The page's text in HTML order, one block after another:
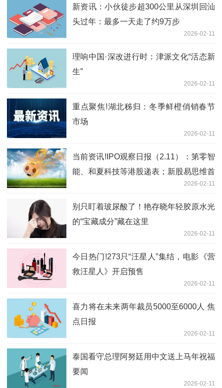
新资讯：小伙徒步超300公里从深圳回汕
头过年：最多一天走了约9万步
2026-02-11
理响中国·深改进行时：津派文化“活态新
生”
2026-02-11
重点聚焦!湖北秭归：冬季鲜橙俏销春节
市场
2026-02-11
当前资讯!IPO观察日报（2.11）：第零智
能、和夏科技等港股递表；新股易思维首
日涨58.93%，先导智能港股险破发2026-02-11
别只盯着玻尿酸了！艳存晓年轻胶原水光
的“宝藏成分”藏在这里
2026-02-11
今日热门!273只“汪星人”集结，电影《营
救汪星人》开启预售
2026-02-11
喜力将在未来两年裁员5000至6000人 焦
点日报
2026-02-11
泰国看守总理阿努廷用中文送上马年祝福
要闻
2026-02-11